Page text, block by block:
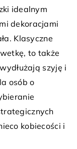
idealnym
dekoracjami
Klasyczne
to także
szyję i
osób o
kobiecości i